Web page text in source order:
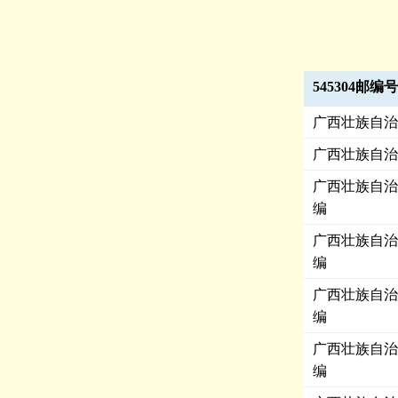
545304邮编
广西壮族自
广西壮族自
广西壮族自
编
广西壮族自
编
广西壮族自
编
广西壮族自
编